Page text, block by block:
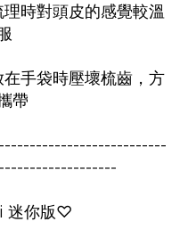
時對頭皮的感覺較溫
手袋時壓壞梳齒，方
帶
迷你版♡